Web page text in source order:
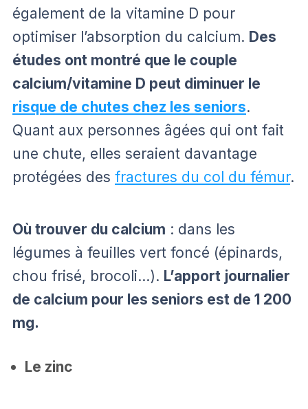
également de la vitamine D pour
optimiser l’absorption du calcium. Des
études ont montré que le couple
calcium/vitamine D peut diminuer le
risque de chutes chez les seniors.
Quant aux personnes âgées qui ont fait
une chute, elles seraient davantage
protégées des fractures du col du fémur.
Où trouver du calcium : dans les
légumes à feuilles vert foncé (épinards,
chou frisé, brocoli…). L’apport journalier
de calcium pour les seniors est de 1 200
mg.
Le zinc